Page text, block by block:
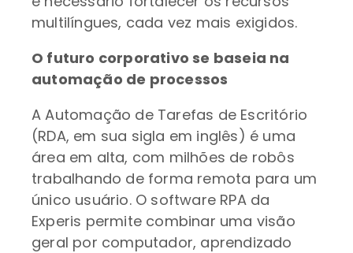
multilíngues, cada vez mais exigidos.
O futuro corporativo se baseia na
automação de processos
A Automação de Tarefas de Escritório
(RDA, em sua sigla em inglês) é uma
área em alta, com milhões de robôs
trabalhando de forma remota para um
único usuário. O software RPA da
Experis permite combinar uma visão
geral por computador, aprendizado